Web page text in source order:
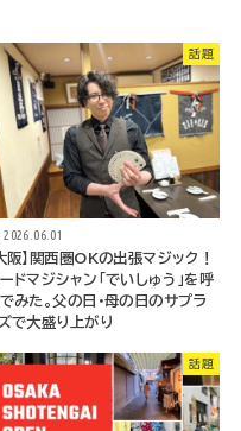
話題
2026.06.01
阪】関西圏OKの出張マジック！
ドマジシャン「でいしゅう」を呼
みた。父の日・母の日のサプラ
で大盛り上がり
話題